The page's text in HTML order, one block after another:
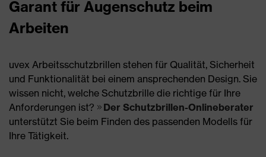
Garant für Augenschutz beim
Arbeiten
uvex Arbeitsschutzbrillen stehen für Qualität, Sicherheit
und Funktionalität bei einem ansprechenden Design. Sie
wissen nicht, welche Schutzbrille die richtige für Ihre
Anforderungen ist?
Der Schutzbrillen-Onlineberater
unterstützt Sie beim Finden des passenden Modells für
Ihre Tätigkeit.